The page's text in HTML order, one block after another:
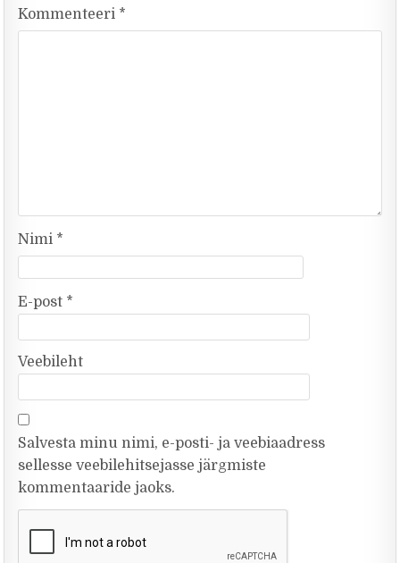
Kommenteeri *
Nimi *
E-post *
Veebileht
Salvesta minu nimi, e-posti- ja veebiaadress
sellesse veebilehitsejasse järgmiste
kommentaaride jaoks.